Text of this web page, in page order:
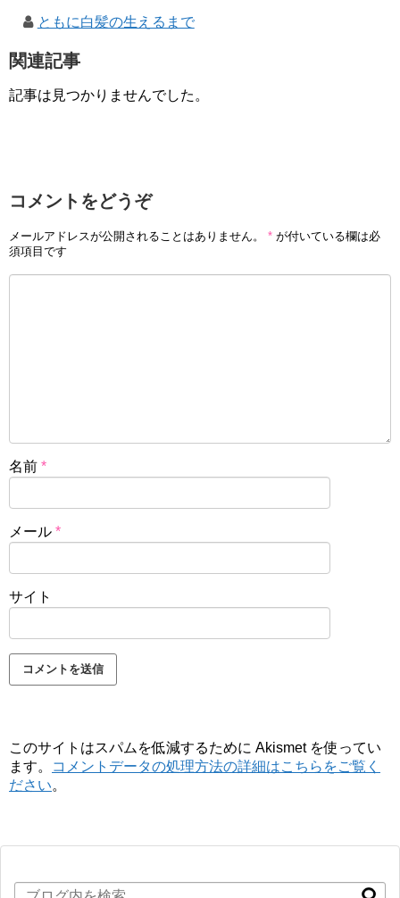
ともに白髪の生えるまで
関連記事
記事は見つかりませんでした。
コメントをどうぞ
メールアドレスが公開されることはありません。 * が付いている欄は必
須項目です
名前 *
メール *
サイト
このサイトはスパムを低減するために Akismet を使ってい
ます。
コメントデータの処理方法の詳細はこちらをご覧く
ださい。